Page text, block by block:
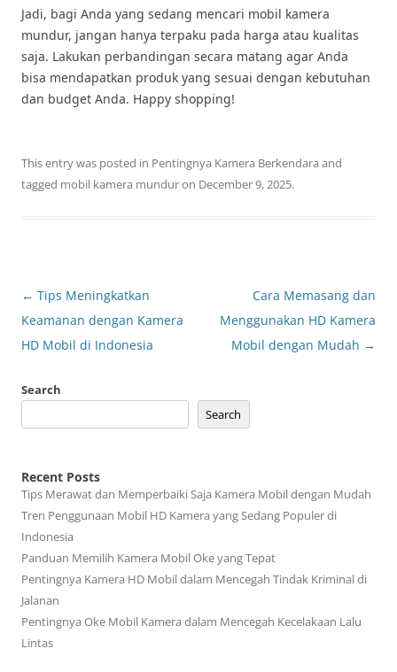
Jadi, bagi Anda yang sedang mencari mobil kamera
mundur, jangan hanya terpaku pada harga atau kualitas
saja. Lakukan perbandingan secara matang agar Anda
bisa mendapatkan produk yang sesuai dengan kebutuhan
dan budget Anda. Happy shopping!
This entry was posted in Pentingnya Kamera Berkendara and
tagged mobil kamera munduron December 9, 2025.
Post
navigation
← Tips Meningkatkan
Keamanan dengan Kamera
HD Mobil di Indonesia
Cara Memasang dan
Menggunakan HD Kamera
Mobil dengan Mudah →
Search
Search
Recent Posts
Tips Merawat dan Memperbaiki Saja Kamera Mobil dengan Mudah
Tren Penggunaan Mobil HD Kamera yang Sedang Populer di
Indonesia
Panduan Memilih Kamera Mobil Oke yang Tepat
Pentingnya Kamera HD Mobil dalam Mencegah Tindak Kriminal di
Jalanan
Pentingnya Oke Mobil Kamera dalam Mencegah Kecelakaan Lalu
Lintas